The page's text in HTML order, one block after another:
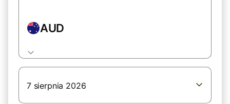
AUD
7 sierpnia 2026